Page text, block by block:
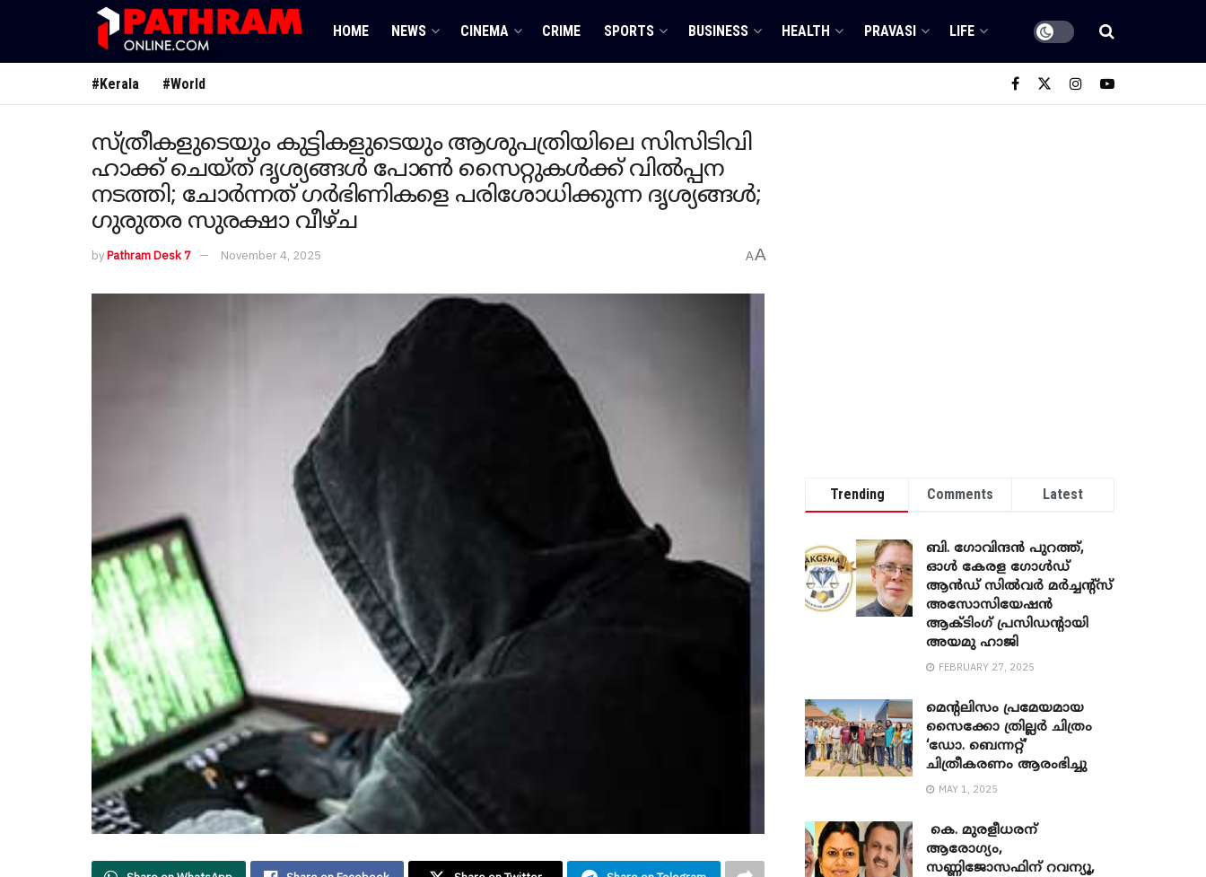
HOME NEWS CINEMA CRIME SPORTS BUSINESS HEALTH PRAVASI LIFE
#Kerala #World
സ്ത്രീകളുടെയും കുട്ടികളുടെയും ആശുപത്രിയിലെ സിസിടിവി
ഹാക്ക് ചെയ്ത് ദൃശ്യങ്ങൾ പോൺ സൈറ്റുകൾക്ക് വിൽപ്പന
നടത്തി; ചോർന്നത് ഗർഭിണികളെ പരിശോധിക്കുന്ന ദൃശ്യങ്ങൾ;
ഗുരുതര സുരക്ഷാ വീഴ്ച
byPathram Desk 7 November 4, 2025 AA
Trending Comments Latest
ബി. ​ഗോവിന്ദൻ പുറത്ത്,
ഓൾ കേരള ഗോൾഡ്
ആൻഡ് സിൽവർ മർച്ചന്റ്സ്
അസോസിയേഷൻ
ആക്ടിംഗ് പ്രസിഡന്റായി
അയമു ഹാജി
FEBRUARY 27, 2025
മെന്‍റലിസം പ്രമേയമായ
സൈക്കോ ത്രില്ലർ ചിത്രം
‘ഡോ. ബെന്നറ്റ്’
ചിത്രീകരണം ആരംഭിച്ചു
MAY 1, 2025
കെ. മുരളീധരന്
ആരോഗ്യം,
സണ്ണിജോസഫിന് റവന്യൂ,